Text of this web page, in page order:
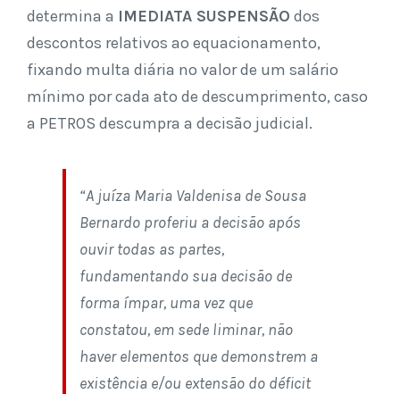
determina a IMEDIATA SUSPENSÃO dos
descontos relativos ao equacionamento,
fixando multa diária no valor de um salário
mínimo por cada ato de descumprimento, caso
a PETROS descumpra a decisão judicial.
“A juíza Maria Valdenisa de Sousa
Bernardo proferiu a decisão após
ouvir todas as partes,
fundamentando sua decisão de
forma ímpar, uma vez que
constatou, em sede liminar, não
haver elementos que demonstrem a
existência e/ou extensão do déficit